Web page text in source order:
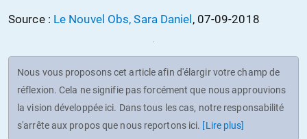
Source : Le Nouvel Obs, Sara Daniel , 07-09-2018
Nous vous proposons cet article afin d'élargir votre champ de
réflexion. Cela ne signifie pas forcément que nous approuvions
la vision développée ici. Dans tous les cas, notre responsabilité
s'arrête aux propos que nous reportons ici. [Lire plus]